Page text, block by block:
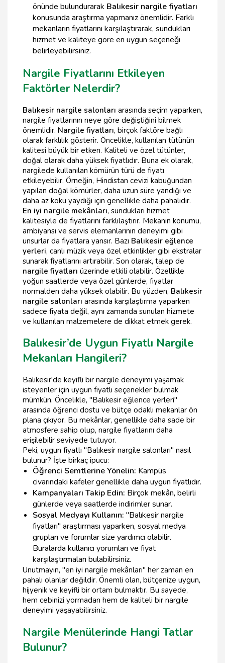
önünde bulundurarak Balıkesir nargile fiyatları
konusunda araştırma yapmanız önemlidir. Farklı
mekanların fiyatlarını karşılaştırarak, sundukları
hizmet ve kaliteye göre en uygun seçeneği
belirleyebilirsiniz.
Nargile Fiyatlarını Etkileyen
Faktörler Nelerdir?
Balıkesir nargile salonları arasında seçim yaparken,
nargile fiyatlarının neye göre değiştiğini bilmek
önemlidir. Nargile fiyatları, birçok faktöre bağlı
olarak farklılık gösterir. Öncelikle, kullanılan tütünün
kalitesi büyük bir etken. Kaliteli ve özel tütünler,
doğal olarak daha yüksek fiyatlıdır. Buna ek olarak,
nargilede kullanılan kömürün türü de fiyatı
etkileyebilir. Örneğin, Hindistan cevizi kabuğundan
yapılan doğal kömürler, daha uzun süre yandığı ve
daha az koku yaydığı için genellikle daha pahalıdır.
En iyi nargile mekânları, sundukları hizmet
kalitesiyle de fiyatlarını farklılaştırır. Mekanın konumu,
ambiyansı ve servis elemanlarının deneyimi gibi
unsurlar da fiyatlara yansır. Bazı Balıkesir eğlence
yerleri, canlı müzik veya özel etkinlikler gibi ekstralar
sunarak fiyatlarını artırabilir. Son olarak, talep de
nargile fiyatları üzerinde etkili olabilir. Özellikle
yoğun saatlerde veya özel günlerde, fiyatlar
normalden daha yüksek olabilir. Bu yüzden, Balıkesir
nargile salonları arasında karşılaştırma yaparken
sadece fiyata değil, aynı zamanda sunulan hizmete
ve kullanılan malzemelere de dikkat etmek gerek.
Balıkesir’de Uygun Fiyatlı Nargile
Mekanları Hangileri?
Balıkesir'de keyifli bir nargile deneyimi yaşamak
isteyenler için uygun fiyatlı seçenekler bulmak
mümkün. Öncelikle, "Balıkesir eğlence yerleri"
arasında öğrenci dostu ve bütçe odaklı mekanlar ön
plana çıkıyor. Bu mekânlar, genellikle daha sade bir
atmosfere sahip olup, nargile fiyatlarını daha
erişilebilir seviyede tutuyor.
Peki, uygun fiyatlı "Balıkesir nargile salonları" nasıl
bulunur? İşte birkaç ipucu:
Öğrenci Semtlerine Yönelin: Kampüs
civarındaki kafeler genellikle daha uygun fiyatlıdır.
Kampanyaları Takip Edin: Birçok mekân, belirli
günlerde veya saatlerde indirimler sunar.
Sosyal Medyayı Kullanın: "Balıkesir nargile
fiyatları" araştırması yaparken, sosyal medya
grupları ve forumlar size yardımcı olabilir.
Buralarda kullanıcı yorumları ve fiyat
karşılaştırmaları bulabilirsiniz.
Unutmayın, "en iyi nargile mekânları" her zaman en
pahalı olanlar değildir. Önemli olan, bütçenize uygun,
hijyenik ve keyifli bir ortam bulmaktır. Bu sayede,
hem cebinizi yormadan hem de kaliteli bir nargile
deneyimi yaşayabilirsiniz.
Nargile Menülerinde Hangi Tatlar
Bulunur?